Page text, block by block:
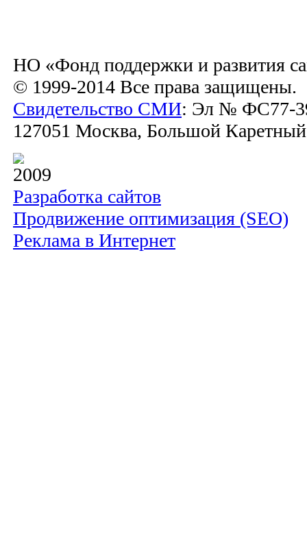
НО «Фонд поддержки и развития
© 1999-2014 Все права защищены.
Свидетельство СМИ: Эл № ФС77-
127051 Москва, Большой
2009
Разработка сайтов
Продвижение оптимизация (SEO)
Реклама в Интернет